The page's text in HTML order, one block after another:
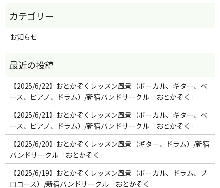
お知らせ
【2025/6/22】おとかぞくレッスン風景（ボーカル、ギター、ベ
ース、ピアノ、ドラム）/新宿バンドサークル「おとかぞく」
【2025/6/21】おとかぞくレッスン風景（ボーカル、ギター、ベ
ース、ピアノ、ドラム）/新宿バンドサークル「おとかぞく」
【2025/6/20】おとかぞくレッスン風景（ギター、ドラム）/新宿
バンドサークル「おとかぞく」
【2025/6/19】おとかぞくレッスン風景（ボーカル、ドラム、プ
ロコース）/新宿バンドサークル「おとかぞく」